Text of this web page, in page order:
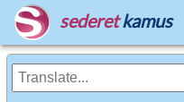
sederet kamus